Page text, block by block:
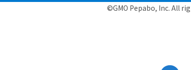
©GMO Pepabo, Inc. All